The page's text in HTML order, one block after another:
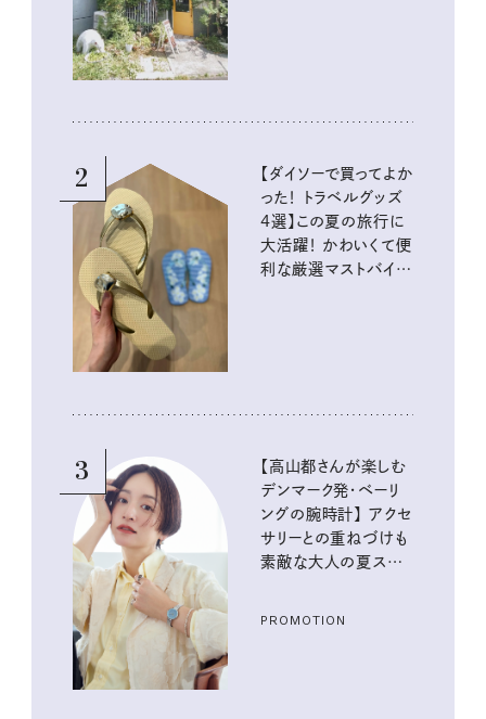
2
【ダイソーで買ってよか
った！ トラベルグッズ
4選】この夏の旅行に
大活躍！ かわいくて便
利な厳選マストバイア
3
【高山都さんが楽しむ
デンマーク発・ベーリ
ングの腕時計】 アクセ
サリーとの重ねづけも
素敵な大人の夏スタイ
PROMOTION